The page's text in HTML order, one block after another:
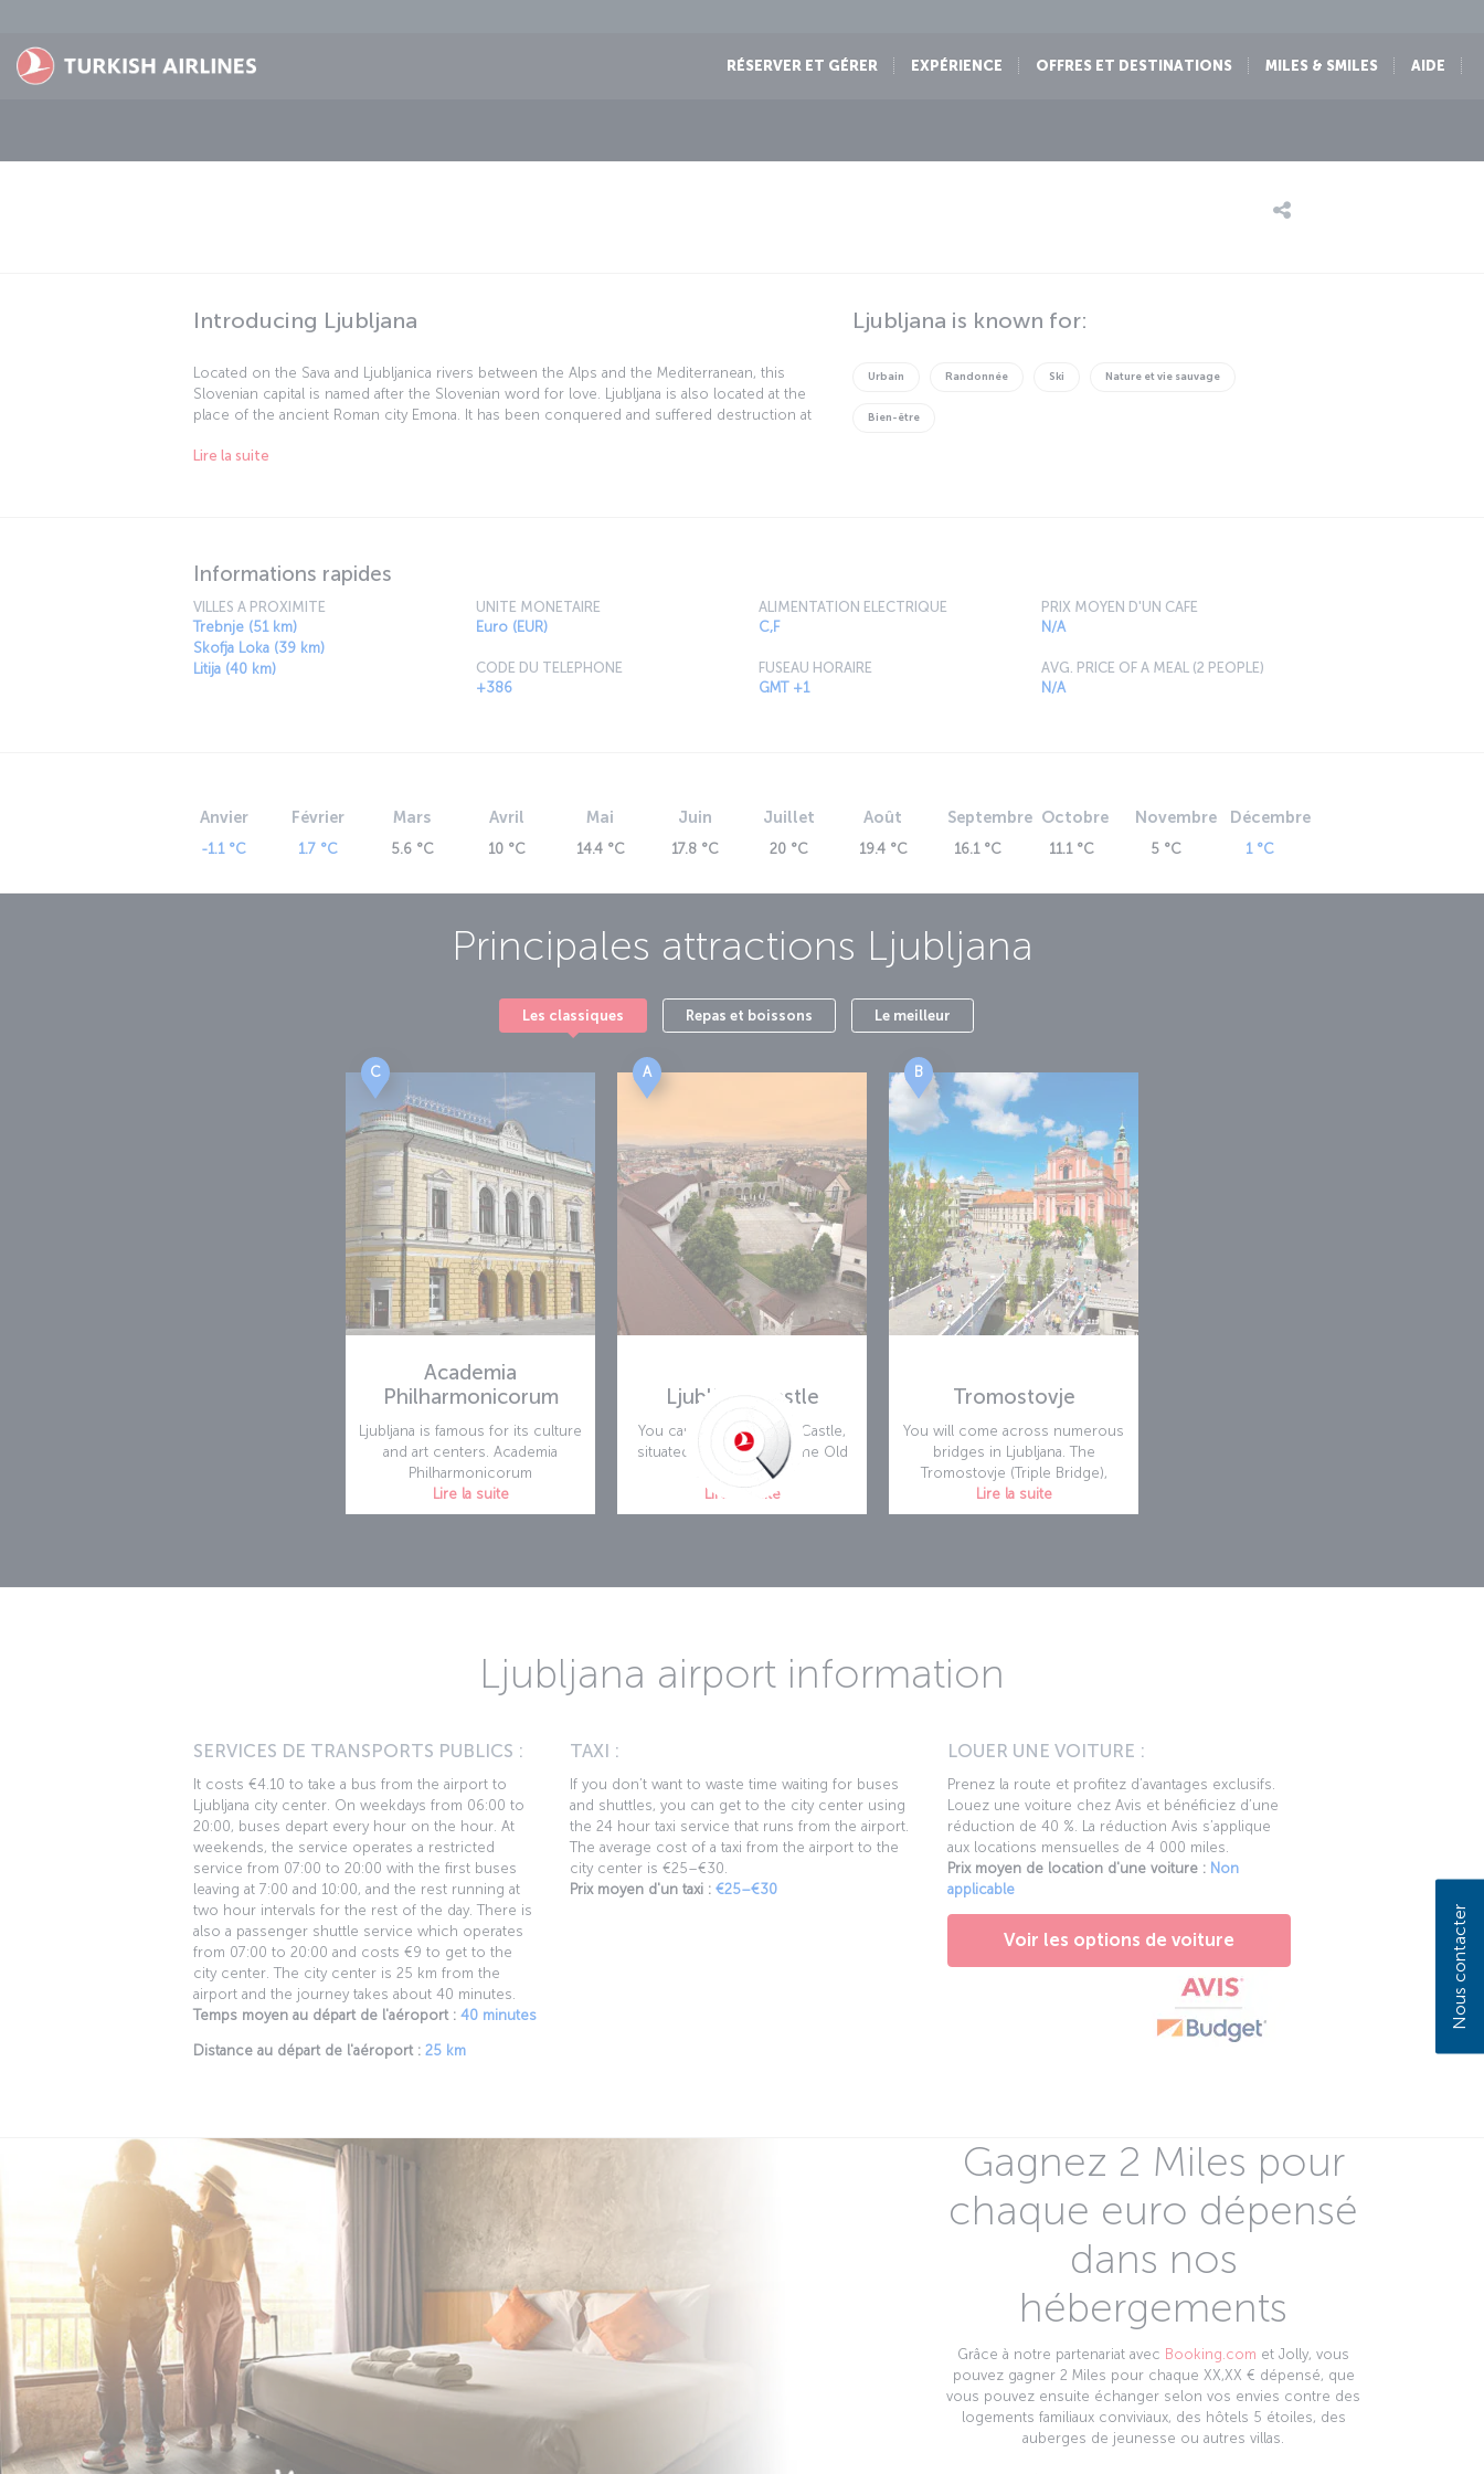
RÉSERVER ET GÉRER EXPÉRIENCE OFFRES ET DESTINATIONS MILES & SMILES AIDE
Introducing Ljubljana
Located on the Sava and Ljubljanica rivers between the Alps and the Mediterranean, this
Slovenian capital is named after the Slovenian word for love. Ljubljana is also located at the
place of the ancient Roman city Emona. It has been conquered and suffered destruction at
of the Germanic House of Habsburg. The city was a part of Yugoslavia between the years
Lire la suite
Ljubljana is known for:
Urbain Randonnée Ski Nature et vie sauvage
Bien-être
Informations rapides
VILLES A PROXIMITE
Trebnje (51 km)
Skofja Loka (39 km)
Litija (40 km)
UNITE MONETAIRE
Euro (EUR)
CODE DU TELEPHONE
+386
ALIMENTATION ELECTRIQUE
C,F
FUSEAU HORAIRE
GMT +1
PRIX MOYEN D'UN CAFE
N/A
AVG. PRICE OF A MEAL (2 PEOPLE)
N/A
Anvier
-1.1 °C
Février
1.7 °C
Mars
5.6 °C
Avril
10 °C
Mai
14.4 °C
Juin
17.8 °C
Juillet
20 °C
Août
19.4 °C
Septembre
16.1 °C
Octobre
11.1 °C
Novembre
5 °C
Décembre
1 °C
Principales attractions Ljubljana
Les classiques Repas et boissons Le meilleur
C
Academia
Philharmonicorum
Ljubljana is famous for its culture
and art centers. Academia
Philharmonicorum
Lire la suite
A
Ljubljana Castle
You can reach Ljubljana Castle,
situated on a hill above the Old
Lire la suite
B
Tromostovje
You will come across numerous
bridges in Ljubljana. The
Tromostovje (Triple Bridge),
Lire la suite
Ljubljana airport information
SERVICES DE TRANSPORTS PUBLICS :
It costs €4.10 to take a bus from the airport to
Ljubljana city center. On weekdays from 06:00 to
20:00, buses depart every hour on the hour. At
weekends, the service operates a restricted
service from 07:00 to 20:00 with the first buses
leaving at 7:00 and 10:00, and the rest running at
two hour intervals for the rest of the day. There is
also a passenger shuttle service which operates
from 07:00 to 20:00 and costs €9 to get to the
city center. The city center is 25 km from the
airport and the journey takes about 40 minutes.
Temps moyen au départ de l'aéroport : 40 minutes
Distance au départ de l'aéroport : 25 km
TAXI :
If you don’t want to waste time waiting for buses
and shuttles, you can get to the city center using
the 24 hour taxi service that runs from the airport.
The average cost of a taxi from the airport to the
city center is €25–€30.
Prix moyen d'un taxi : €25–€30
LOUER UNE VOITURE :
Prenez la route et profitez d’avantages exclusifs.
Louez une voiture chez Avis et bénéficiez d’une
réduction de 40 %. La réduction Avis s’applique
aux locations mensuelles de 4 000 miles.
Prix moyen de location d'une voiture : Non
applicable
Voir les options de voiture
Gagnez 2 Miles pour
chaque euro dépensé
dans nos
hébergements
Grâce à notre partenariat avec Booking.com et Jolly, vous
pouvez gagner 2 Miles pour chaque XX,XX € dépensé, que
vous pouvez ensuite échanger selon vos envies contre des
logements familiaux conviviaux, des hôtels 5 étoiles, des
auberges de jeunesse ou autres villas.
Nous contacter